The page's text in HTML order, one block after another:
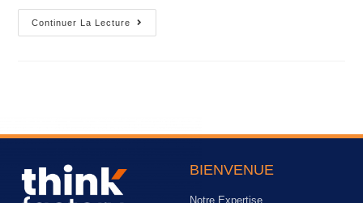
Continuer La Lecture
BIENVENUE
Notre Expertise